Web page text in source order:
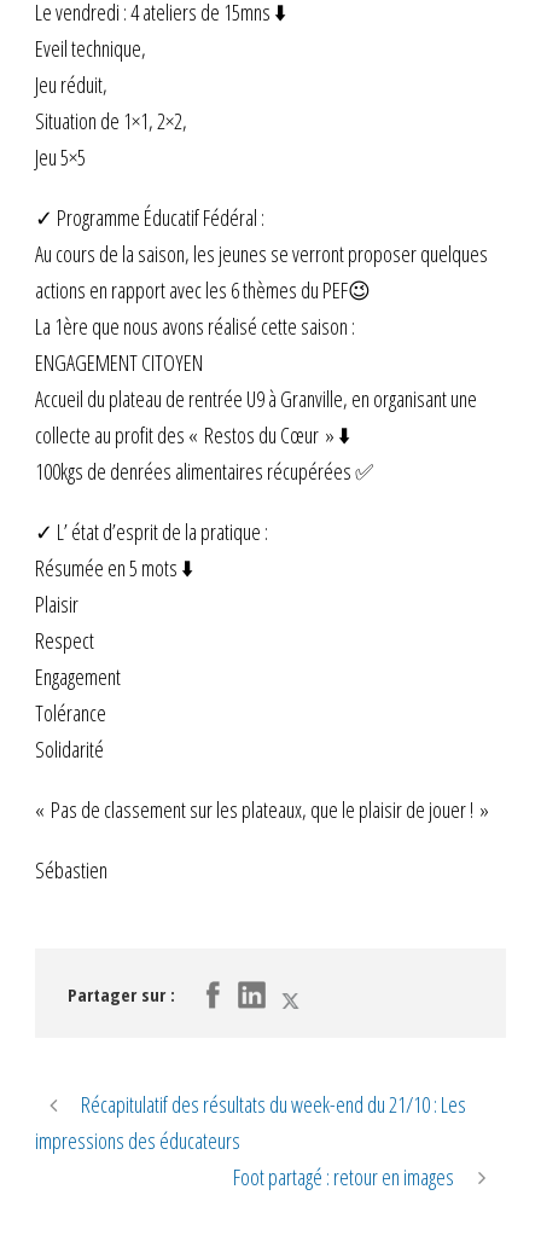
Le vendredi : 4 ateliers de 15mns ⬇️
Eveil technique,
Jeu réduit,
Situation de 1×1, 2×2,
Jeu 5×5
✓ Programme Éducatif Fédéral :
Au cours de la saison, les jeunes se verront proposer quelques
actions en rapport avec les 6 thèmes du PEF😉
La 1ère que nous avons réalisé cette saison :
ENGAGEMENT CITOYEN
Accueil du plateau de rentrée U9 à Granville, en organisant une
collecte au profit des « Restos du Cœur » ⬇️
100kgs de denrées alimentaires récupérées ✅
✓ L’ état d’esprit de la pratique :
Résumée en 5 mots ⬇️
Plaisir
Respect
Engagement
Tolérance
Solidarité
« Pas de classement sur les plateaux, que le plaisir de jouer ! »
Sébastien
Partager sur :
Récapitulatif des résultats du week-end du 21/10 : Les
impressions des éducateurs
Foot partagé : retour en images